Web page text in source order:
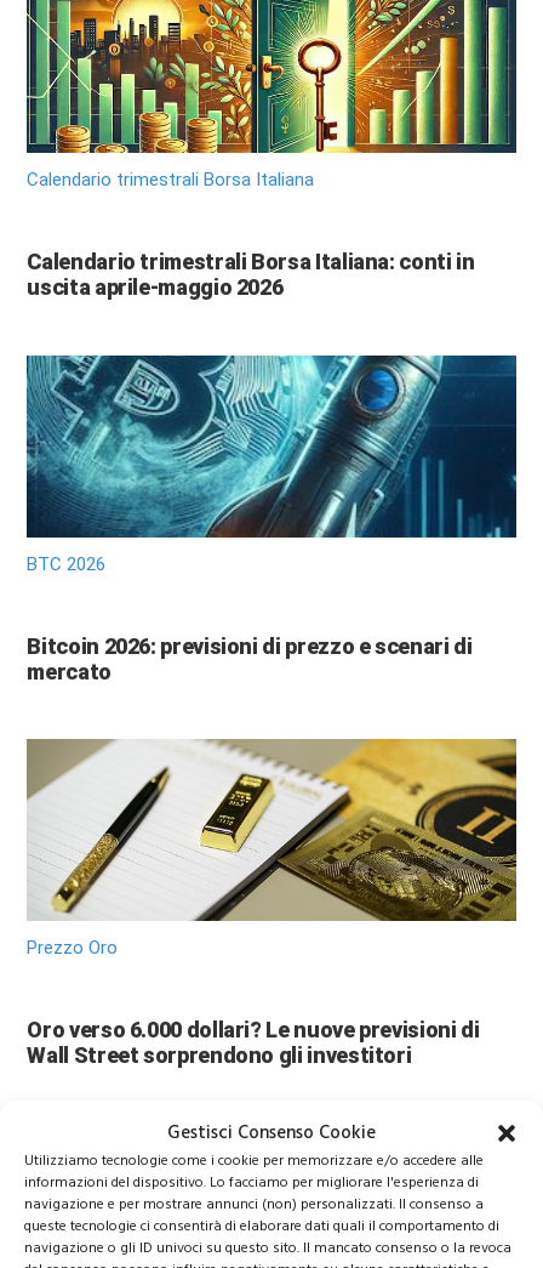
Gestisci Consenso Cookie
Utilizziamo tecnologie come i cookie per memorizzare e/o accedere alle
informazioni del dispositivo. Lo facciamo per migliorare l'esperienza di
navigazione e per mostrare annunci (non) personalizzati. Il consenso a
queste tecnologie ci consentirà di elaborare dati quali il comportamento di
navigazione o gli ID univoci su questo sito. Il mancato consenso o la revoca
Calendario trimestrali Borsa Italiana
Calendario trimestrali Borsa Italiana: conti in
uscita aprile-maggio 2026
BTC 2026
Bitcoin 2026: previsioni di prezzo e scenari di
mercato
Prezzo Oro
Oro verso 6.000 dollari? Le nuove previsioni di
Wall Street sorprendono gli investitori